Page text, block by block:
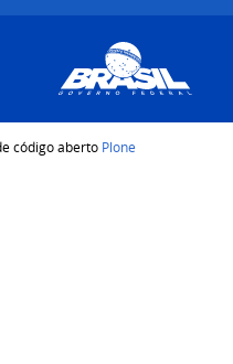
código aberto Plone